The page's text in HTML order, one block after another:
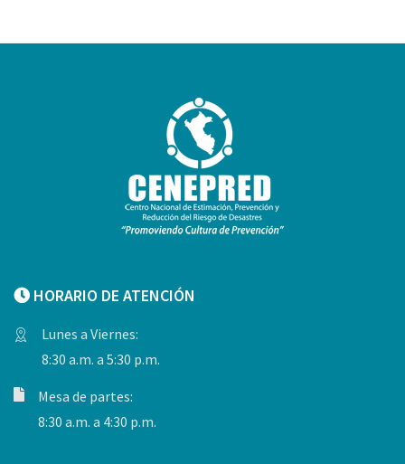
HORARIO DE ATENCIÓN
Lunes a Viernes:
8:30 a.m. a 5:30 p.m.
Mesa de partes:
8:30 a.m. a 4:30 p.m.